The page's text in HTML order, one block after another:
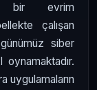
bir evrim
çalışan
siber
uygulamaların